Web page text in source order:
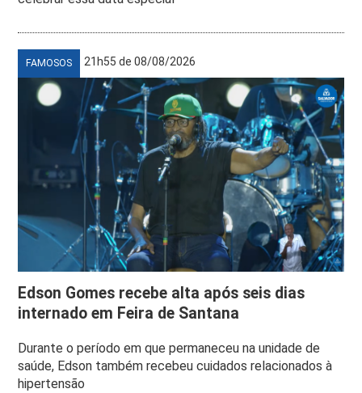
FAMOSOS 21h55 de 08/08/2026
Edson Gomes recebe alta após seis dias
internado em Feira de Santana
Durante o período em que permaneceu na unidade de
saúde, Edson também recebeu cuidados relacionados à
hipertensão